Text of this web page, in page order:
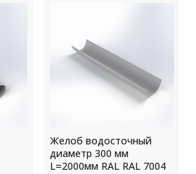
Желоб водосточный
диаметр 300 мм
L=2000мм RAL RAL 7004